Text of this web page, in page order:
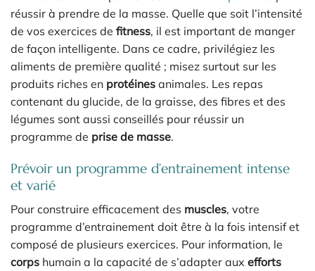
réussir à prendre de la masse. Quelle que soit l’intensité
de vos exercices de fitness, il est important de manger
de façon intelligente. Dans ce cadre, privilégiez les
aliments de première qualité ; misez surtout sur les
produits riches en protéines animales. Les repas
contenant du glucide, de la graisse, des fibres et des
légumes sont aussi conseillés pour réussir un
programme de prise de masse.
Prévoir un programme d’entrainement intense
et varié
Pour construire efficacement des muscles, votre
programme d’entrainement doit être à la fois intensif et
composé de plusieurs exercices. Pour information, le
corps humain a la capacité de s’adapter aux efforts